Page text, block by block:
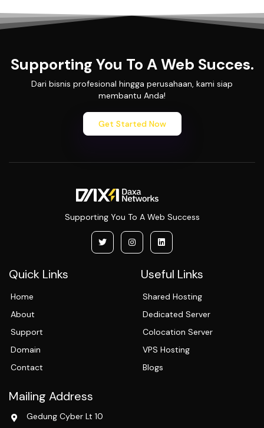
Supporting You To A Web Succes.
Dari bisnis profesional hingga perusahaan, kami siap
membantu Anda!
Get Started Now
Supporting You To A Web Success
Quick Links
Home
About
Support
Domain
Contact
Useful Links
Shared Hosting
Dedicated Server
Colocation Server
VPS Hosting
Blogs
Mailing Address
Gedung Cyber Lt 10